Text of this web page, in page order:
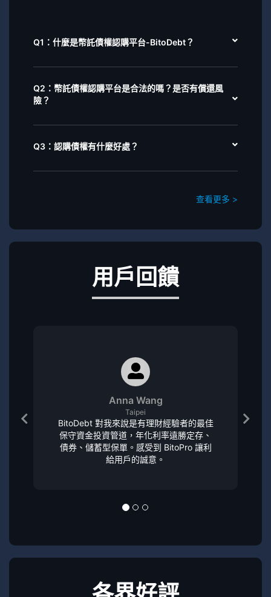
Q1：什麼是幣託債權認購平台-BitoDebt？
Q2：幣託債權認購平台是合法的嗎？是否有償還風
險？
Q3：認購債權有什麼好處？
查看更多 >
用戶回饋
Anna Wang
Taipei
BitoDebt 對我來說是有理財經驗者的最佳
保守資金投資管道，年化利率遠勝定存、
債券、儲蓄型保單。感受到 BitoPro 讓利
給用戶的誠意。